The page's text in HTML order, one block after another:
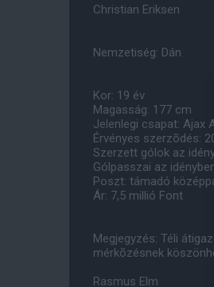
Christian Eriksen
Nemzetiség: Dán
Kor: 19 év
Magasság: 177 cm
Jelenlegi csapat: Ajax
Érvényes szerzõdés:
Szerzett gólok az
Gólpasszai az
Poszt: támadó
Ár: 7,5 millió Font
Megjegyzés: Téli
mérkõzésnek
Rasmus Elm